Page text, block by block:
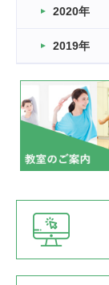
2022.11.03
緑ケ丘体育館
いたっぼーる
緑ケ丘体育館
2022.07.03
市内総合体育
緑ケ丘体育館
2022.06.12
県知事杯争奪
緑ケ丘体育館
2022.05.05
2020年
2019年